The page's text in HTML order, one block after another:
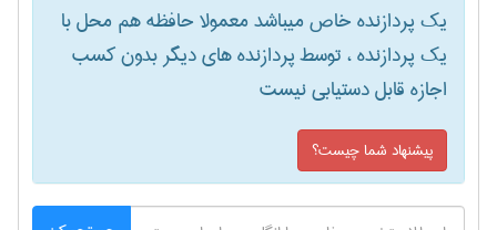
یک پردازنده خاص میباشد معمولا حافظه هم محل با
یک پردازنده ، توسط پردازنده های دیگر بدون کسب
اجازه قابل دستیابی نیست
پیشنهاد شما چیست؟